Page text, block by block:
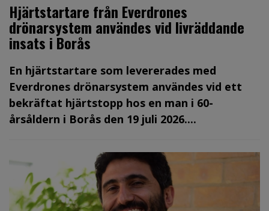
Hjärtstartare från Everdrones
drönarsystem användes vid livräddande
insats i Borås
En hjärtstartare som levererades med
Everdrones drönarsystem användes vid ett
bekräftat hjärtstopp hos en man i 60-
årsåldern i Borås den 19 juli 2026....